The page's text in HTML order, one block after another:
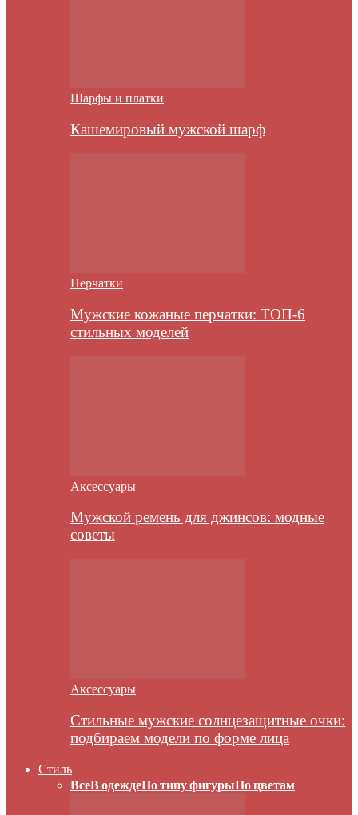
Шарфы и платки
Кашемировый мужской шарф
Перчатки
Мужские кожаные перчатки: ТОП-6
стильных моделей
Аксессуары
Мужской ремень для джинсов: модные
советы
Аксессуары
Стильные мужские солнцезащитные очки:
подбираем модели по форме лица
Стиль
ВсеВ одеждеПо типу фигурыПо цветам